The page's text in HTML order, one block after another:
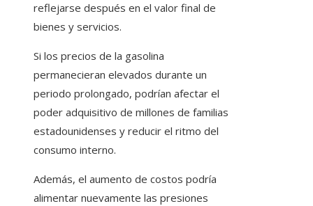
reflejarse después en el valor final de
bienes y servicios.
Si los precios de la gasolina
permanecieran elevados durante un
periodo prolongado, podrían afectar el
poder adquisitivo de millones de familias
estadounidenses y reducir el ritmo del
consumo interno.
Además, el aumento de costos podría
alimentar nuevamente las presiones